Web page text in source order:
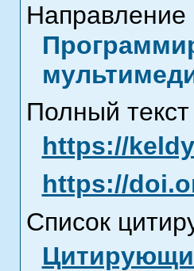
Направление
Полный
https://
https://
Список